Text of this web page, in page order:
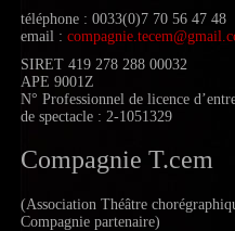
téléphone : 0033(0)7 70 56 47 48
email :
SIRET 419 278 288 00032
APE 9001Z
N° Professionnel de licence
de spectacle : 2-1051329
Compagnie T.cem
(Association Théâtre
Compagnie partenaire)